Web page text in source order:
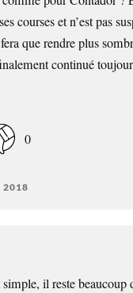
courses et n’est pas
que rendre plus
continué
0
2018
simple, il reste beaucoup